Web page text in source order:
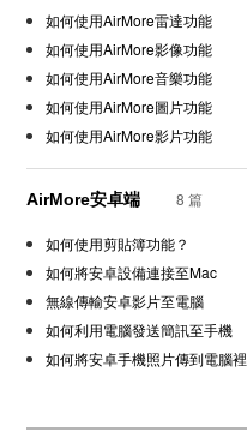
如何使用AirMore雷達功能
如何使用AirMore影像功能
如何使用AirMore音樂功能
如何使用AirMore圖片功能
如何使用AirMore影片功能
AirMore安卓端 8 篇
如何使用剪貼簿功能？
如何將安卓設備連接至Mac
無線傳輸安卓影片至電腦
如何利用電腦發送簡訊至手機
如何將安卓手機照片傳到電腦裡